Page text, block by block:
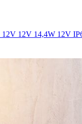
12V 12V 14,4W 12V